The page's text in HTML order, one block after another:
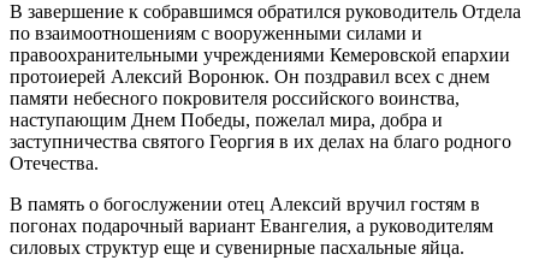
В завершение к собравшимся обратился руководитель Отдела
по взаимоотношениям с вооруженными силами и
правоохранительными учреждениями Кемеровской епархии
протоиерей Алексий Воронюк. Он поздравил всех с днем
памяти небесного покровителя российского воинства,
наступающим Днем Победы, пожелал мира, добра и
заступничества святого Георгия в их делах на благо родного
Отечества.
В память о богослужении отец Алексий вручил гостям в
погонах подарочный вариант Евангелия, а руководителям
силовых структур еще и сувенирные пасхальные яйца.